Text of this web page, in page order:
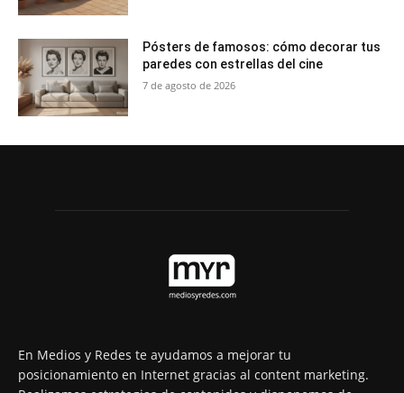
Pósters de famosos: cómo decorar tus
paredes con estrellas del cine
7 de agosto de 2026
En Medios y Redes te ayudamos a mejorar tu
posicionamiento en Internet gracias al content marketing.